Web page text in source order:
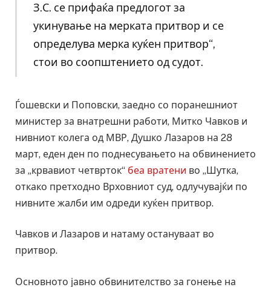
З.С. се прифаќа предлогот за
укинување на мерката притвор и се
определува мерка куќен притвор“,
стои во соопштението од судот.
Ѓошевски и Поповски, заедно со поранешниот
министер за внатрешни работи, Митко Чавков и
нивниот колега од МВР, Душко Лазаров на 28
март, еден ден по поднесувањето на обвинението
за „крвавиот четврток“ беа вратени во „Шутка,
откако претходно Врховниот суд, одлучувајќи по
нивните жалби им одреди куќен притвор.
Чавков и Лазаров и натаму остануваат во
притвор.
Основното јавно обвинителство за гонење на